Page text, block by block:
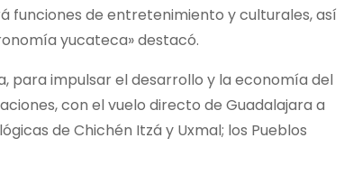
funciones de entretenimiento y culturales, así
yucateca» destacó.
para impulsar el desarrollo y la economía del
con el vuelo directo de Guadalajara a
de Chichén Itzá y Uxmal; los Pueblos